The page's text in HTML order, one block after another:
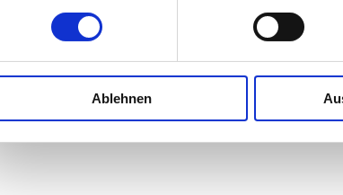
Ablehnen